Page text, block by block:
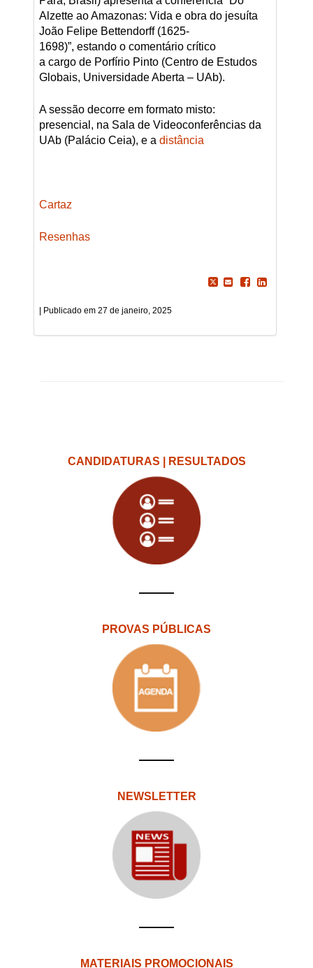
Alzette ao Amazonas: Vida e obra do jesuíta
João Felipe Bettendorff (1625-
1698)”, estando o comentário crítico
a cargo de Porfírio Pinto (Centro de Estudos
Globais, Universidade Aberta – UAb).
A sessão decorre em formato misto:
presencial, na Sala de Videoconferências da
UAb (Palácio Ceia), e a distância
Cartaz
Resenhas
27 de janeiro, 2025
CANDIDATURAS | RESULTADOS
PROVAS PÚBLICAS
NEWSLETTER
MATERIAIS PROMOCIONAIS